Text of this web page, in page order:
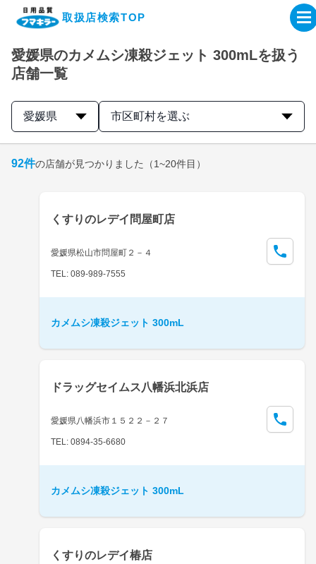
取扱店検索TOP
企業・IR情報サイト
製品情報サイト
取扱店検索はこちら
愛媛県のカメムシ凍殺ジェット 300mLを扱う
店舗一覧
愛媛県 市区町村を選ぶ
92件の店舗が見つかりました （1~20件目）
くすりのレデイ問屋町店
愛媛県松山市問屋町２－４
TEL: 089-989-7555
カメムシ凍殺ジェット 300mL
ドラッグセイムス八幡浜北浜店
愛媛県八幡浜市１５２２－２７
TEL: 0894-35-6680
カメムシ凍殺ジェット 300mL
くすりのレデイ椿店